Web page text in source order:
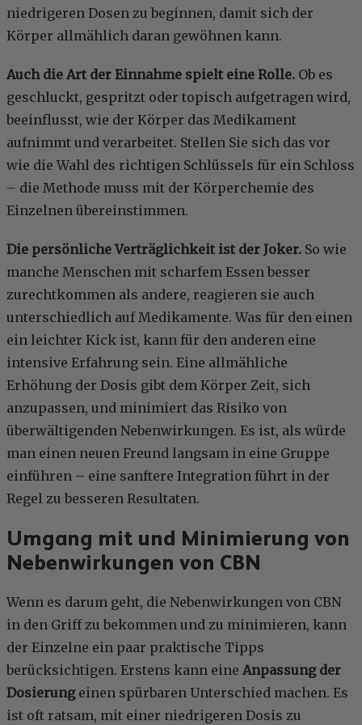
niedrigeren Dosen zu beginnen, damit sich der
Körper allmählich daran gewöhnen kann.
Auch die Art der Einnahme spielt eine Rolle. Ob es
geschluckt, gespritzt oder topisch aufgetragen wird,
beeinflusst, wie der Körper das Medikament
aufnimmt und verarbeitet. Stellen Sie sich das vor
wie die Wahl des richtigen Schlüssels für ein Schloss
– die Methode muss mit der Körperchemie des
Einzelnen übereinstimmen.
Die persönliche Verträglichkeit ist der Joker. So wie
manche Menschen mit scharfem Essen besser
zurechtkommen als andere, reagieren sie auch
unterschiedlich auf Medikamente. Was für den einen
ein leichter Kick ist, kann für den anderen eine
intensive Erfahrung sein. Eine allmähliche
Erhöhung der Dosis gibt dem Körper Zeit, sich
anzupassen, und minimiert das Risiko von
überwältigenden Nebenwirkungen. Es ist, als würde
man einen neuen Freund langsam in eine Gruppe
einführen – eine sanftere Integration führt in der
Regel zu besseren Resultaten.
Umgang mit und Minimierung von
Nebenwirkungen von CBN
Wenn es darum geht, die Nebenwirkungen von CBN
in den Griff zu bekommen und zu minimieren, kann
der Einzelne ein paar praktische Tipps
berücksichtigen. Erstens kann eine Anpassung der
Dosierungeinen spürbaren Unterschied machen. Es
ist oft ratsam, mit einer niedrigeren Dosis zu